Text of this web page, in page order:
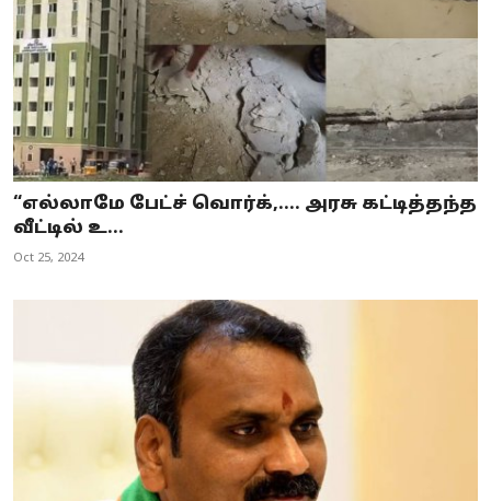
“எல்லாமே பேட்ச் வொர்க்,.... அரசு கட்டித்தந்த
வீட்டில் உ...
Oct 25, 2024